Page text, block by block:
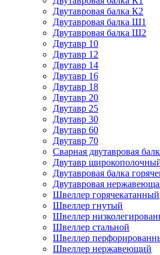
Двутавровая балка К2
Двутавровая балка Ш1
Двутавровая балка Ш2
Двутавр 10
Двутавр 12
Двутавр 14
Двутавр 16
Двутавр 18
Двутавр 20
Двутавр 25
Двутавр 30
Двутавр 60
Двутавр 70
Сварная двутавровая
Двутавр
Двутавровая балка
Двутавровая
Швеллер горячекатанный
Швеллер гнутый
Швеллер
Швеллер стальной
Швеллер
Швеллер нержавеющий